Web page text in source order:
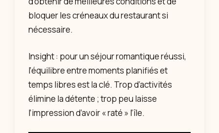
bloquer les créneaux du restaurant si
nécessaire.
Insight : pour un séjour romantique réussi,
l’équilibre entre moments planifiés et
temps libres est la clé. Trop d’activités
élimine la détente ; trop peu laisse
l’impression d’avoir « raté » l’île.